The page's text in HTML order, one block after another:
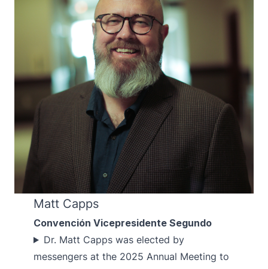
Matt Capps
Convención Vicepresidente Segundo
Dr. Matt Capps was elected by
messengers at the 2025 Annual Meeting to